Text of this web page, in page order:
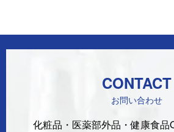
CONTACT
お問い合わせ
化粧品・医薬部外品・健康食品